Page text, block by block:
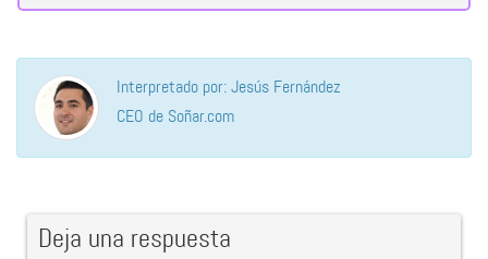
Interpretado por: Jesús Fernández
CEO de Soñar.com
Deja una respuesta